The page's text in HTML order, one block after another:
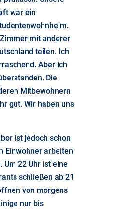
war ein
mit anderer
teilen. Ich
Aber ich
Die
Mitbewohnern
gut. Wir haben uns
ist jedoch schon
Einwohner arbeiten
Um 22 Uhr ist eine
schließen ab 21
von morgens
nur bis